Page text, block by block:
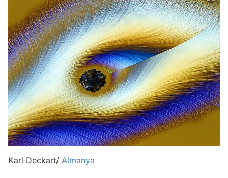
Karl Deckart/ Almanya